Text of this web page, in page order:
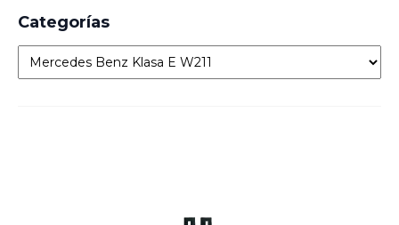
Categorías
Categorías